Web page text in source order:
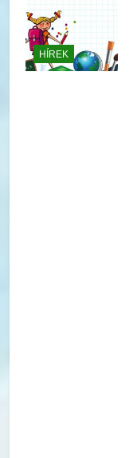
HÍREK